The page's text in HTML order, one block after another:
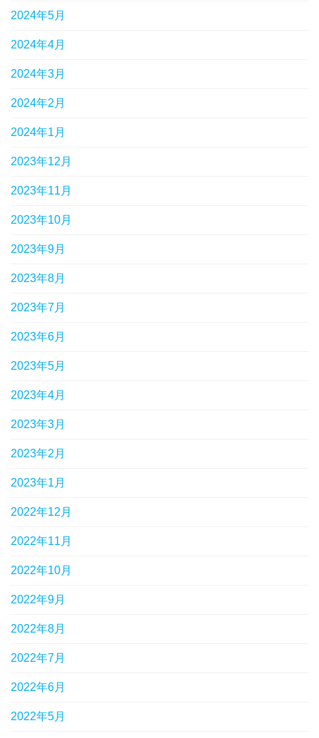
2024年5月
2024年4月
2024年3月
2024年2月
2024年1月
2023年12月
2023年11月
2023年10月
2023年9月
2023年8月
2023年7月
2023年6月
2023年5月
2023年4月
2023年3月
2023年2月
2023年1月
2022年12月
2022年11月
2022年10月
2022年9月
2022年8月
2022年7月
2022年6月
2022年5月